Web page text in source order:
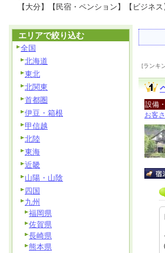
【大分】【民宿・ペンション】【ビジネ
[ランキ
設備
お客
エリアで絞り込む
全国
北海道
東北
北関東
首都圏
伊豆・箱根
甲信越
北陸
東海
近畿
山陽・山陰
四国
九州
福岡県
佐賀県
長崎県
熊本県